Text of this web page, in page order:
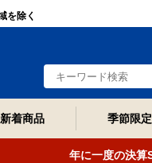
を除く
新着商品 季節限定
年に一度の決算